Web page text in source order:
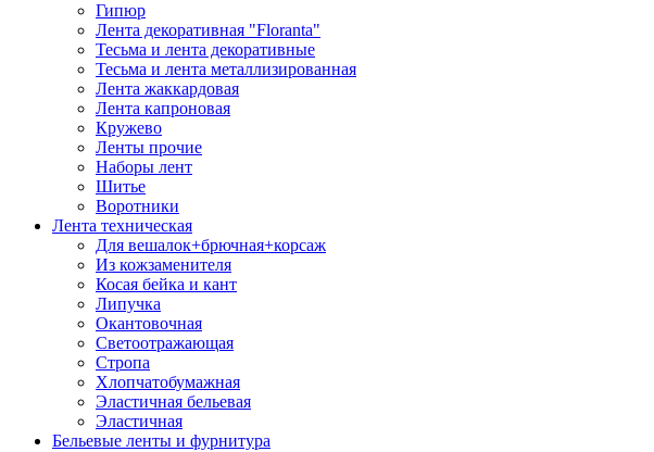
Гипюр
Лента декоративная "Floranta"
Тесьма и лента декоративные
Тесьма и лента металлизированная
Лента жаккардовая
Лента капроновая
Кружево
Ленты прочие
Наборы лент
Шитье
Воротники
Лента техническая
Для вешалок+брючная+корсаж
Из кожзаменителя
Косая бейка и кант
Липучка
Окантовочная
Светоотражающая
Стропа
Хлопчатобумажная
Эластичная бельевая
Эластичная
Бельевые ленты и фурнитура